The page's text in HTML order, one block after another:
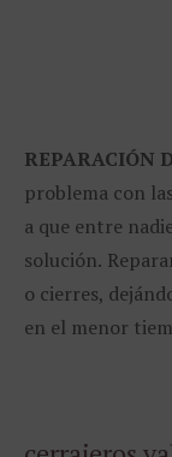
REPARACIÓN
problema con
a que entre
solución.
o cierres,
en el menor